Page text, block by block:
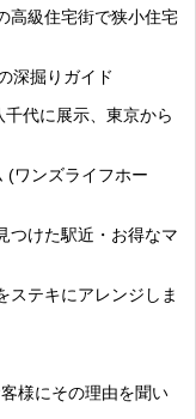
級住宅街で狭小住宅
深掘りガイド
代に展示、東京から
(ワンズライフホー
つけた駅近・お得なマ
ステキにアレンジしま
様にその理由を聞い